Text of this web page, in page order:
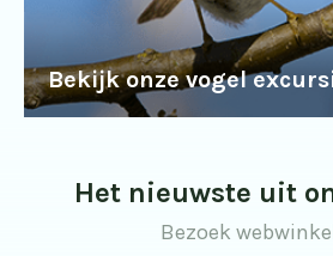
Bekijk onze vogel
Het nieuwste uit
Bezoek